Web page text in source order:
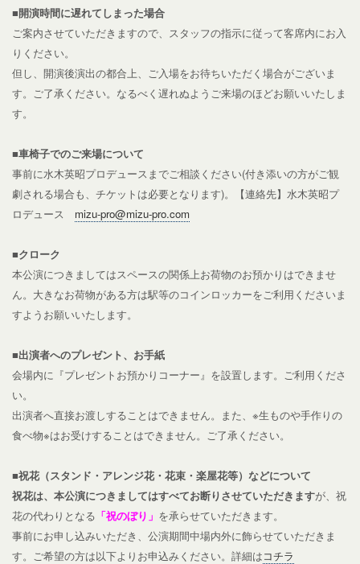
■開演時間に遅れてしまった場合
ご案内させていただきますので、スタッフの指示に従って客席内にお入
りください。
但し、開演後演出の都合上、ご入場をお待ちいただく場合がございま
す。ご了承ください。なるべく遅れぬようご来場のほどお願いいたしま
す。
■車椅子でのご来場について
事前に水木英昭プロデュースまでご相談ください(付き添いの方がご観
劇される場合も、チケットは必要となります)。
【連絡先】水木英昭プ
ロデュース mizu-pro@mizu-pro.com
■クローク
本公演につきましてはスペースの関係上お荷物のお預かりはできませ
ん。大きなお荷物がある方は駅等のコインロッカーをご利用くださいま
すようお願いいたします。
■出演者へのプレゼント、お手紙
会場内に『プレゼントお預かりコーナー』を設置します。ご利用くださ
い。
出演者へ直接お渡しすることはできません。また、※生ものや手作りの
食べ物※はお受けすることはできません。ご了承ください。
■祝花（スタンド・アレンジ花・花束・楽屋花等）などについて
祝花は、本公演につきましてはすべてお断りさせていただきますが、 祝
花の代わりとなる 「祝のぼり」 を承らせていただきます。
事前にお申し込みいただき、公演期間中場内外に飾らせていただきま
す。ご希望の方は以下よりお申込みください。詳細はコチラ